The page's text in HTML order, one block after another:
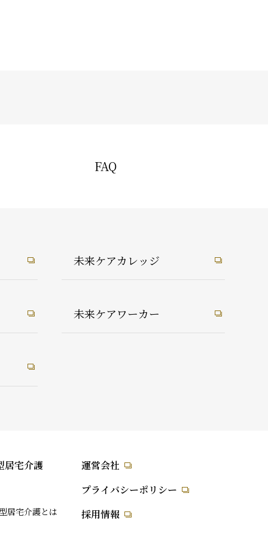
FAQ
未来ケアカレッジ
未来ケアワーカー
居宅介護
居宅介護とは
運営会社
プライバシーポリシー
採用情報